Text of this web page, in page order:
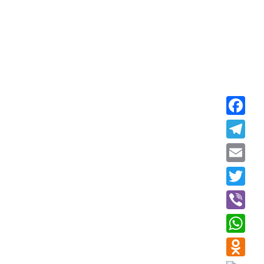
Telegram
Email
Twitter
Viber